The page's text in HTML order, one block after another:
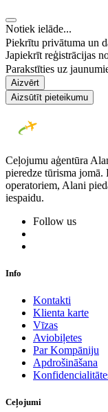
Notiek ielāde...
Piekrītu privātuma un
Japiekrīt reģistrācijas
Parakstīties uz
Aizvērt
Aizsūtīt pieteikumu
Ceļojumu aģentūra
pieredze tūrisma jomā.
operatoriem, Alani
iespaidu.
Follow us
Info
Kontakti
Klienta karte
Vīzas
Aviobiļetes
Par Kompāniju
Apdrošināšana
Ceļojumi